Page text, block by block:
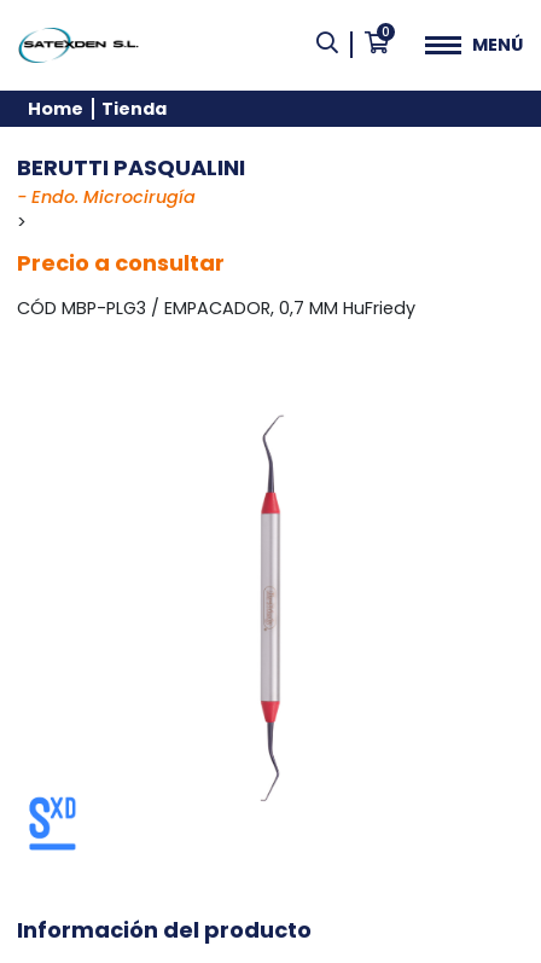
0
MENÚ
Home Tienda
BERUTTI PASQUALINI
- Endo. Microcirugía
>
Precio a consultar
CÓD MBP-PLG3 / EMPACADOR, 0,7 MM HuFriedy
Información del producto